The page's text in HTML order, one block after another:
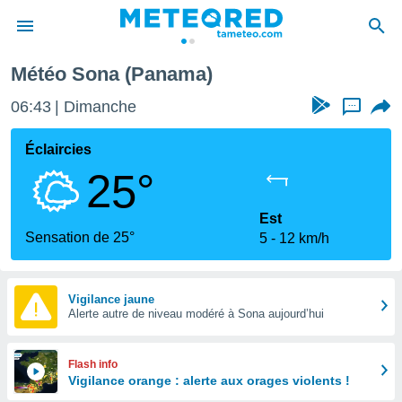
de
Météo Sona (Panama)
06:43 Dimanche ...
Éclaircies
25°
Sensation de 25°
Est
5
12 km/h
Vigilance jaune
Alerte autre de niveau modéré à Sona aujourd’hui
Flash info
Vigilance orange : alerte aux orages violents !